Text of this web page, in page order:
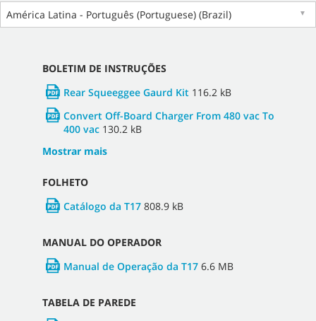
América Latina - Português (Portuguese) (Brazil)
▼
BOLETIM DE INSTRUÇÕES
Rear Squeeggee Gaurd Kit 116.2 kB
Convert Off-Board Charger From 480 vac To
400 vac 130.2 kB
Mostrar mais
FOLHETO
Catálogo da T17 808.9 kB
MANUAL DO OPERADOR
Manual de Operação da T17 6.6 MB
TABELA DE PAREDE